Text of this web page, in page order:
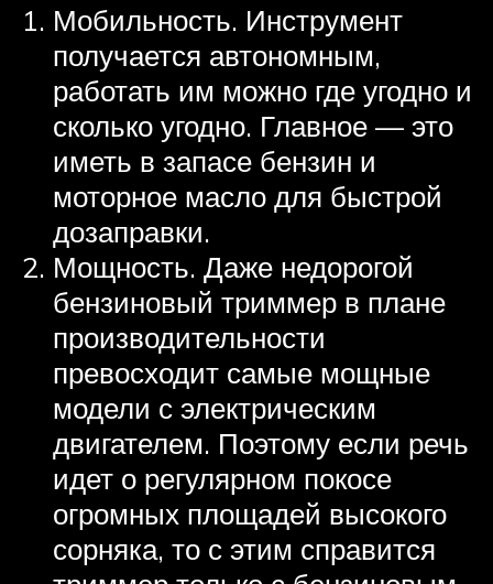
Мобильность. Инструмент
получается автономным,
работать им можно где угодно и
сколько угодно. Главное — это
иметь в запасе бензин и
моторное масло для быстрой
дозаправки.
Мощность. Даже недорогой
бензиновый триммер в плане
производительности
превосходит самые мощные
модели с электрическим
двигателем. Поэтому если речь
идет о регулярном покосе
огромных площадей высокого
сорняка, то с этим справится